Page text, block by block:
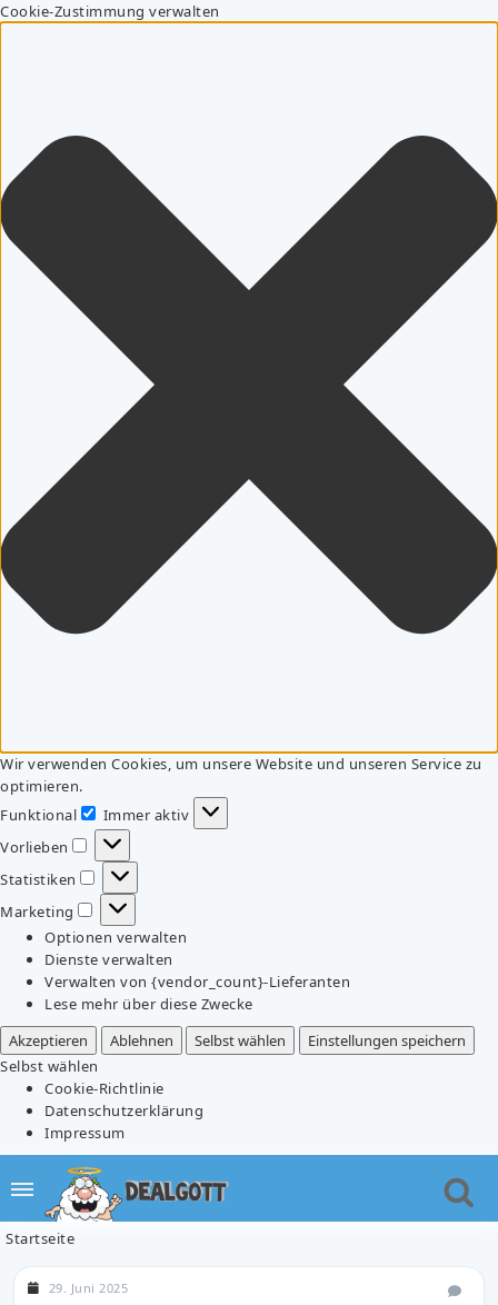
Cookie-Zustimmung verwalten
Wir verwenden Cookies, um unsere Website und unseren Service zu
optimieren.
Funktional
Funktional
Immer aktiv
Vorlieben
Vorlieben
Statistiken
Statistiken
Marketing
Marketing
Optionen verwalten
Dienste verwalten
Verwalten von {vendor_count}-Lieferanten
Lese mehr über diese Zwecke
Akzeptieren
Ablehnen Selbst wählen
Einstellungen speichern
Selbst wählen
Cookie-Richtlinie
Datenschutzerklärung
Impressum
Startseite
29. Juni 2025